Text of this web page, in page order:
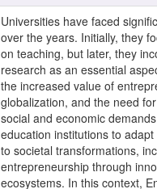
Universities have faced
over the years. Initially, they
on teaching, but later, they
research as an essential
the increased value of
globalization, and the need
social and economic
education institutions to
to societal transformations,
entrepreneurship through
ecosystems. In this context,